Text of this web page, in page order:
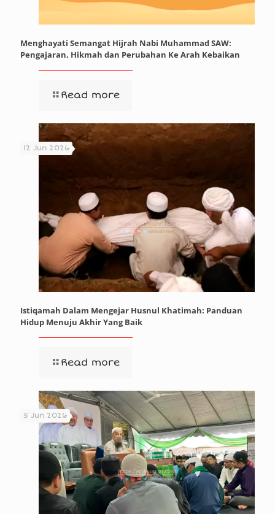
Menghayati Semangat Hijrah Nabi Muhammad SAW:
Pengajaran, Hikmah dan Perubahan Ke Arah Kebaikan
Read more
12 Jun 2026
Istiqamah Dalam Mengejar Husnul Khatimah: Panduan
Hidup Menuju Akhir Yang Baik
Read more
5 Jun 2026